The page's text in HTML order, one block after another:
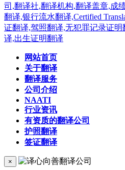
网站首页
关于翻译
翻译服务
公司介绍
NAATI
行业资讯
有资质的翻译公司
护照翻译
签证翻译
×